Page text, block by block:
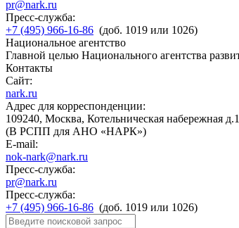
pr@nark.ru
Пресс-служба:
+7 (495) 966-16-86 (доб. 1019 или 1026)
Национальное агентство
Главной целью Национального агентства
Контакты
Сайт:
nark.ru
Адрес для корреспонденции:
109240, Москва, Котельническая набережная
(В РСПП для АНО «НАРК»)
E-mail:
nok-nark@nark.ru
Пресс-служба:
pr@nark.ru
Пресс-служба:
+7 (495) 966-16-86 (доб. 1019 или 1026)